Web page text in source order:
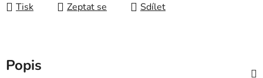
Tisk Zeptat se Sdílet
Popis